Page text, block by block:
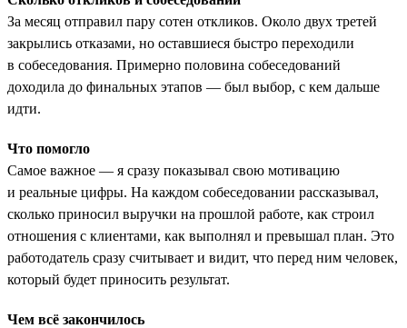
За месяц отправил пару сотен откликов. Около двух третей
закрылись отказами, но оставшиеся быстро переходили
в собеседования. Примерно половина собеседований
доходила до финальных этапов — был выбор, с кем дальше
идти.
Что помогло
Самое важное — я сразу показывал свою мотивацию
и реальные цифры. На каждом собеседовании рассказывал,
сколько приносил выручки на прошлой работе, как строил
отношения с клиентами, как выполнял и превышал план. Это
работодатель сразу считывает и видит, что перед ним человек,
который будет приносить результат.
Чем всё закончилось